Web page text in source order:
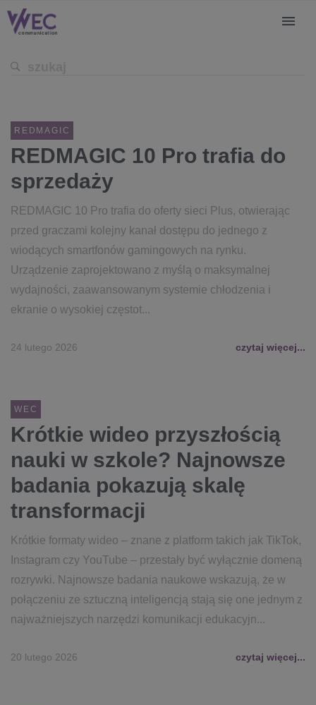
REDMAGIC
REDMAGIC 10 Pro trafia do
sprzedaży
REDMAGIC 10 Pro trafia do oferty sieci Plus, otwierając
przed graczami kolejny kanał dostępu do jednego z
wiodących smartfonów gamingowych na rynku.
Urządzenie zaprojektowano z myślą o maksymalnej
wydajności, zaawansowanym systemie chłodzenia i
ekranie o wysokiej częstot...
24 lutego 2026 czytaj więcej...
WEC
Krótkie wideo przyszłością
nauki w szkole? Najnowsze
badania pokazują skalę
transformacji
Krótkie formaty wideo – znane z platform takich jak TikTok,
Instagram czy YouTube – przestały być wyłącznie domeną
rozrywki. Najnowsze badania naukowe wskazują, że w
połączeniu ze sztuczną inteligencją stają się one jednym z
najważniejszych narzędzi komunikacji edukacyjn...
20 lutego 2026 czytaj więcej...